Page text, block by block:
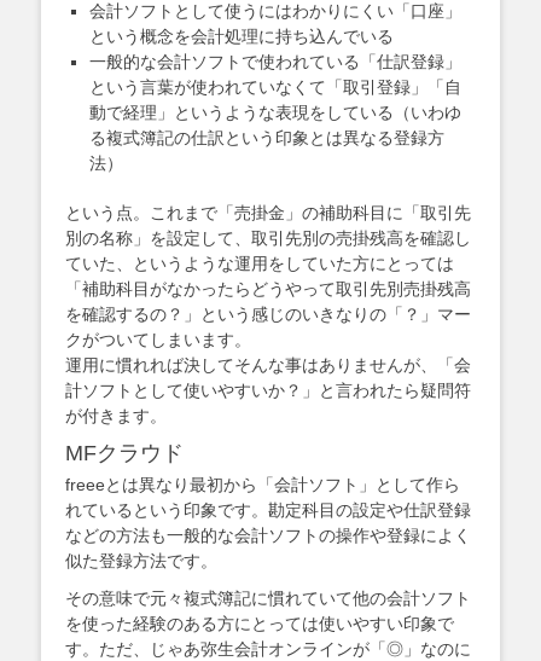
会計ソフトとして使うにはわかりにくい「口座」
という概念を会計処理に持ち込んでいる
一般的な会計ソフトで使われている「仕訳登録」
という言葉が使われていなくて「取引登録」「自
動で経理」というような表現をしている（いわゆ
る複式簿記の仕訳という印象とは異なる登録方
法）
という点。これまで「売掛金」の補助科目に「取引先
別の名称」を設定して、取引先別の売掛残高を確認し
ていた、というような運用をしていた方にとっては
「補助科目がなかったらどうやって取引先別売掛残高
を確認するの？」という感じのいきなりの「？」マー
クがついてしまいます。
運用に慣れれば決してそんな事はありませんが、「会
計ソフトとして使いやすいか？」と言われたら疑問符
が付きます。
MFクラウド
freeeとは異なり最初から「会計ソフト」として作ら
れているという印象です。勘定科目の設定や仕訳登録
などの方法も一般的な会計ソフトの操作や登録によく
似た登録方法です。
その意味で元々複式簿記に慣れていて他の会計ソフト
を使った経験のある方にとっては使いやすい印象で
す。ただ、じゃあ弥生会計オンラインが「◎」なのに